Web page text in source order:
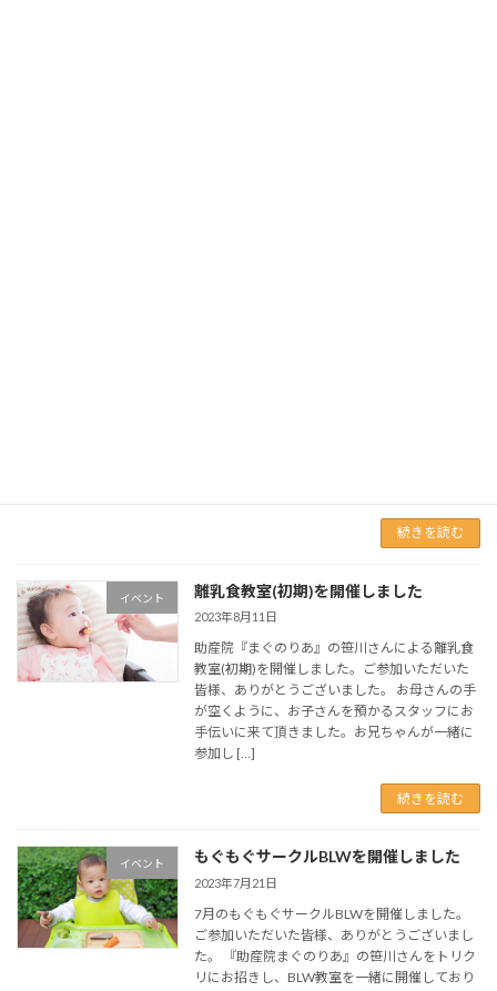
続きを読む
イベント 離乳食教室(初期)を開催しました
2023年8月11日
助産院『まぐのりあ』の笹川さんによる離乳食
教室(初期)を開催しました。ご参加いただいた
皆様、ありがとうございました。 お母さんの手
が空くように、お子さんを預かるスタッフにお
手伝いに来て頂きました。お兄ちゃんが一緒に
参加し […]
続きを読む
イベント もぐもぐサークルBLWを開催しました
2023年7月21日
7月のもぐもぐサークルBLWを開催しました。
ご参加いただいた皆様、ありがとうございまし
た。 『助産院まぐのりあ』の笹川さんをトリク
リにお招きし、BLW教室を一緒に開催しており